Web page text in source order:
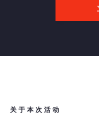
关于本次活动